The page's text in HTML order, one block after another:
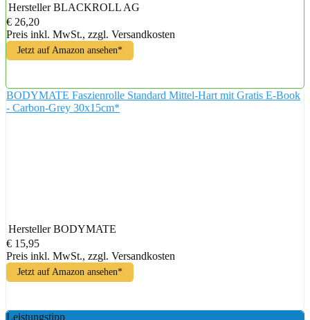
Hersteller BLACKROLL AG
€ 26,20
Preis inkl. MwSt., zzgl. Versandkosten
Jetzt auf Amazon ansehen*
BODYMATE Faszienrolle Standard Mittel-Hart mit Gratis E-Book
- Carbon-Grey 30x15cm*
Hersteller BODYMATE
€ 15,95
Preis inkl. MwSt., zzgl. Versandkosten
Jetzt auf Amazon ansehen*
Leistungstipp